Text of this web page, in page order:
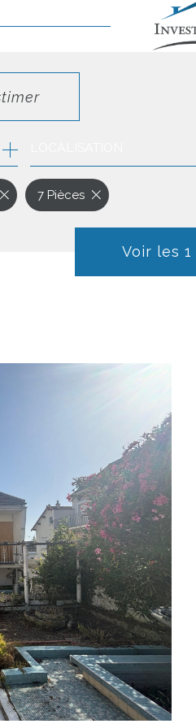
Voir les 1
7 Pièces